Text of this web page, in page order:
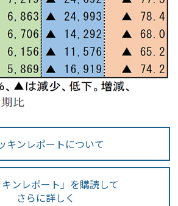
キンレポートについて
キンレポート」を購読して
さらに詳しく